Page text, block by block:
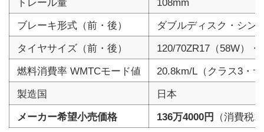
ブレーキ形式（前・後）
ダブルディスク・シン
タイヤサイズ（前・後）
120/70ZR17（58W）
燃料消費率 WMTCモード値
20.8km/L（クラス3・
製造国
日本
メーカー希望小売価格
136万4000円 （消費税